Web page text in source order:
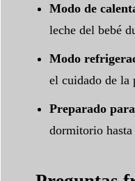
Modo de
leche del bebé
Modo
el cuidado de la
Preparado
dormitorio